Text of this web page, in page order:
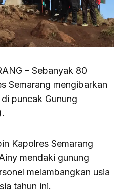
– Sebanyak 80
Semarang mengibarkan
puncak Gunung
Kapolres Semarang
mendaki gunung
melambangkan usia
tahun ini.